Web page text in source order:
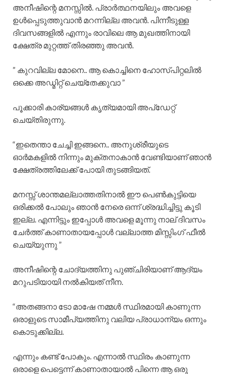
അനീഷിന്റെ മനസ്സിൽ. പ്രാർത്ഥനയിലും അവളെ
ഉൾപ്പെടുത്തുവാൻ മറന്നില്ല അവൻ. പിന്നീടുള്ള
ദിവസങ്ങളിൽ എന്നും രാവിലെ ആ മുഖത്തിനായി
ക്ഷേത്ര മുറ്റത്ത് തിരഞ്ഞു അവൻ.
” കുറവില്ല മോനെ.. ആ കൊച്ചിനെ ഹോസ്പിറ്റലിൽ
ഒക്കെ അഡ്മിറ്റ് ചെയ്തേക്കുവാ ”
പൂക്കാരി കാര്യങ്ങൾ കൃത്യമായി അപ്ഡേറ്റ്
ചെയ്തിരുന്നു.
“ഇതെന്താ ചേച്ചി ഇങ്ങനെ.. അനുശ്രീയുടെ
ഓർമകളിൽ നിന്നും മുക്തനാകാൻ വേണ്ടിയാണ് ഞാൻ
ക്ഷേത്രത്തിലേക്ക് പോയി തുടങ്ങിയത്.
മനസ്സ് ശാന്തമല്ലാത്തതിനാൽ ഈ പെൺകുട്ടിയെ
ഒരിക്കൽ പോലും ഞാൻ നേരെ ഒന്ന് ശ്രദ്ധിച്ചിട്ടു കൂടി
ഇല്ല. എന്നിട്ടും ഇപ്പോൾ അവളെ മൂന്നു നാല് ദിവസം
ചേർത്ത് കാണാതായപ്പോൾ വല്ലാത്ത മിസ്സിംഗ്‌ ഫീൽ
ചെയ്യുന്നു ”
അനീഷിന്റെ ചോദ്യത്തിനു പുഞ്ചിരിയാണ് ആദ്യം
മറുപടിയായി നൽകിയത് നീന.
“അതങ്ങനാ ടോ മാഷേ നമ്മൾ സ്ഥിരമായി കാണുന്ന
ഒരാളുടെ സാമീപ്യത്തിനു വലിയ പ്രാധാന്യം ഒന്നും
കൊടുക്കില്ല.
എന്നും കണ്ട് പോകും. എന്നാൽ സ്ഥിരം കാണുന്ന
ഒരാളെ പെട്ടെന്ന് കാണാതായാൽ പിന്നെ ആ ഒരു